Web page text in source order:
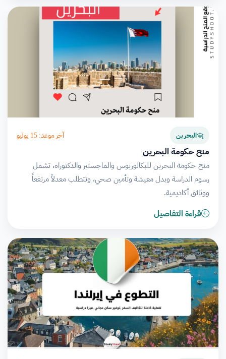
البحرين آخر موعد: 15 يوليو
منح حكومة البحرين
منح حكومة البحرين للبكالوريوس والماجستير والدكتوراه، تشمل
رسوم الدراسة وبدل معيشة وتأمين صحي، وتتطلب معدلاً مرتفعاً
ووثائق أكاديمية.
قراءة التفاصيل